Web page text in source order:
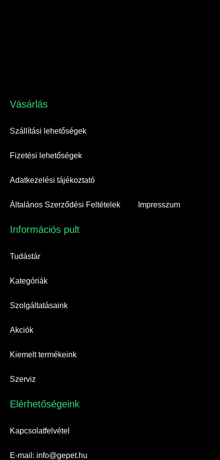
Vásárlás​
Szállítási lehetőségek
Fizetési lehetőségek
Adatkezelési tájékoztató
Általános Szerződési Feltételek Impresszum
Információs pult​
Tudástár
Kategóriák
Szolgáltatásaink
Akciók
Kiemelt termékeink
Szerviz
Elérhetőségeink​
Kapcsolatfelvétel
E-mail: info@gepet.hu